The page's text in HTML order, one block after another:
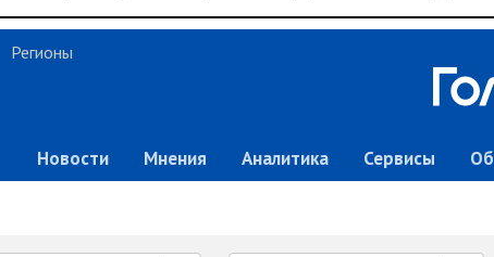
Регионы
Новости Мнения Аналитика Сервисы